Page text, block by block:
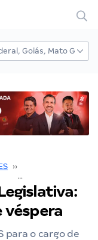
››
véspera
para o cargo de